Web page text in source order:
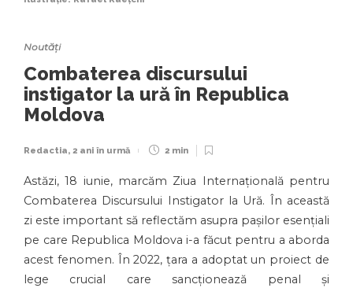
Noutăți
Combaterea discursului
instigator la ură în Republica
Moldova
Redactia, 2 ani în urmă 2 min
Astăzi, 18 iunie, marcăm Ziua Internațională pentru
Combaterea Discursului Instigator la Ură. În această
zi este important să reflectăm asupra pașilor esențiali
pe care Republica Moldova i-a făcut pentru a aborda
acest fenomen. În 2022, țara a adoptat un proiect de
lege crucial care sancționează penal și